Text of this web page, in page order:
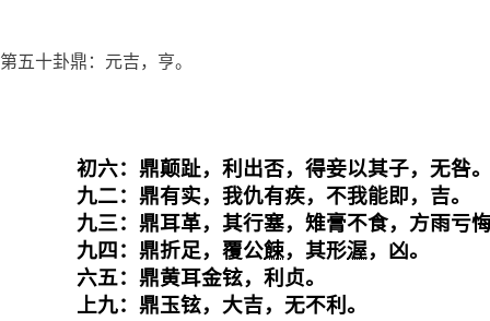
第五十卦鼎：元吉，亨。
初六：鼎颠趾，利出否，得妾以其子，无咎
九二：鼎有实，我仇有疾，不我能即，吉。
九三：鼎耳革，其行塞，雉膏不食，方雨亏
九四：鼎折足，覆公餗，其形渥，凶。
六五：鼎黄耳金铉，利贞。
上九：鼎玉铉，大吉，无不利。